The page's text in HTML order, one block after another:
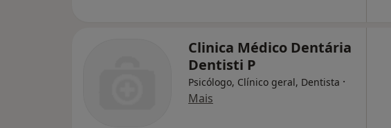
Clinica Médico Dentária
Dentisti P
Psicólogo, Clínico geral, Dentista ·
Mais